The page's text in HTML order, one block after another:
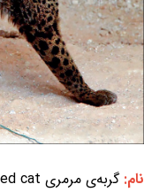
نام:گربه‌ی مرمری Marbled cat